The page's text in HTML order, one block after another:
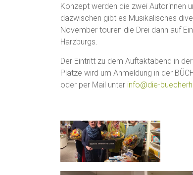
Konzept werden die zwei Autorinnen
dazwischen gibt es Musikalisches
November touren die Drei dann auf
Harzburgs.
Der Eintritt zu dem Auftaktabend in
Plätze wird um Anmeldung in der
oder per Mail unter info@die-